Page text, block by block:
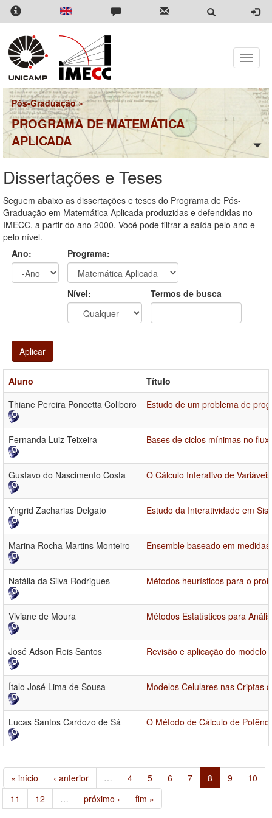
Pular
para
conteúdo
principal
Toggle
Pós-Graduação»
PROGRAMA DE MATEMÁTICA
APLICADA
Dissertações e Teses
Seguem abaixo as dissertações e teses do Programa de Pós-
Graduação em Matemática Aplicada produzidas e defendidas no
IMECC, a partir do ano 2000. Você pode filtrar a saída pelo ano e
pelo nível.
Ano:
Programa:
Nível: Termos de busca
Aplicar
Aluno
Título
Thiane Pereira Poncetta Coliboro
Estudo de um problema de
Fernanda Luiz Teixeira Bases de ciclos mínimas no
Gustavo do Nascimento Costa O Cálculo Interativo de
Yngrid Zacharias Delgato Estudo da Interatividade em
Marina Rocha Martins Monteiro Ensemble baseado em
Natália da Silva Rodrigues Métodos heurísticos para o
Viviane de Moura Métodos Estatísticos para
José Adson Reis Santos Revisão e aplicação do
Ítalo José Lima de Sousa Modelos Celulares nas Criptas
Lucas Santos Cardozo de Sá O Método de Cálculo de
« início ‹ anterior … 4 5 6 7 8 9
10
11
12 … próximo › fim »